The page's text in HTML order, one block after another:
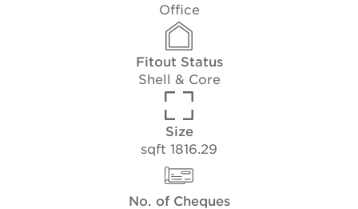
Office
Fitout Status
Shell & Core
Size
1816.29 sqft
No. of Cheques